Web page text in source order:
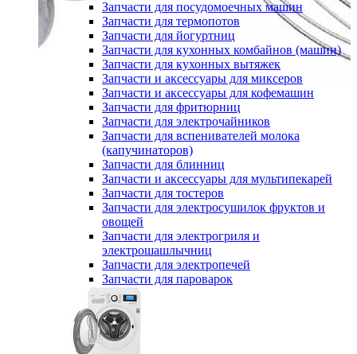
Запчасти для посудомоечных машин
Запчасти для термопотов
Запчасти для йогуртниц
Запчасти для кухонных комбайнов (машин)
Запчасти для кухонных вытяжек
Запчасти и аксессуары для миксеров
Запчасти и аксессуары для кофемашин
Запчасти для фритюрниц
Запчасти для электрочайников
Запчасти для вспенивателей молока
(капучинаторов)
Запчасти для блинниц
Запчасти и аксессуары для мультипекарей
Запчасти для тостеров
Запчасти для электросушилок фруктов и
овощей
Запчасти для электрогриля и
электрошашлычниц
Запчасти для электропечей
Запчасти для пароварок